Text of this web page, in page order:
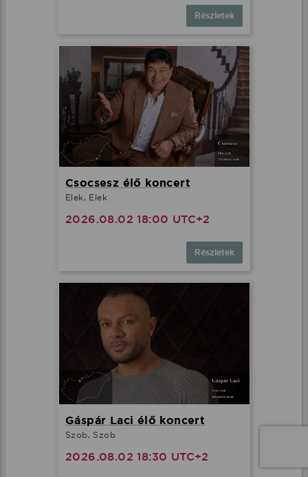
Részletek
Csocsesz élő koncert
Elek, Elek
2026.08.02 18:00 UTC+2
Részletek
Gáspár Laci élő koncert
Szob, Szob
2026.08.02 18:30 UTC+2